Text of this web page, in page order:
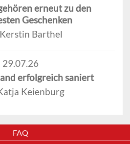
erneut zu den
Geschenken
Barthel
29.07.26
erfolgreich saniert
Keienburg
FAQ